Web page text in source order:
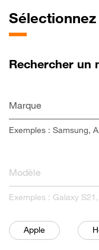
Rechercher un
Marque
Exemples : Samsung,
Modèle
Exemples : Galaxy
Filtre
Applesélectionné